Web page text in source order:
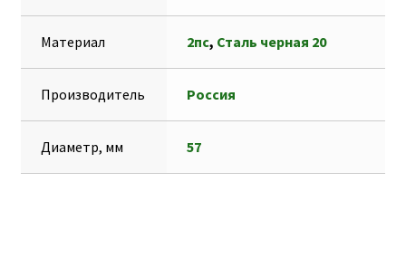
e
и
ь
Материал 2пс, Сталь черная 20
Производитель Россия
Диаметр, мм 57